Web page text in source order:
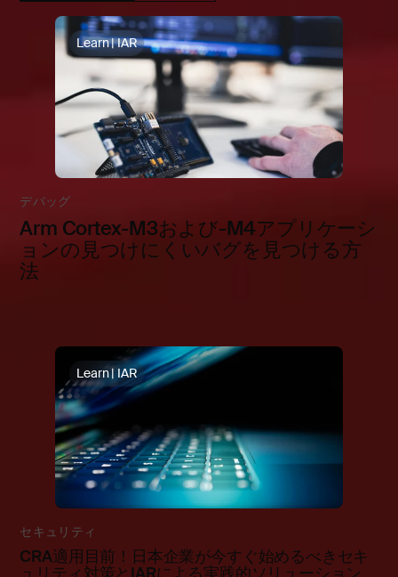
Learn | IAR
デバッグ
Arm Cortex-M3および-M4アプリケーシ
ョンの見つけにくいバグを見つける方
法
Learn | IAR
セキュリティ
CRA適用目前！日本企業が今すぐ始めるべきセキ